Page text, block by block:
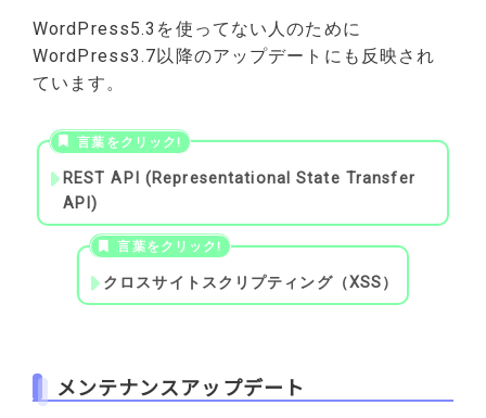
WordPress5.3を使ってない人のために
WordPress3.7以降のアップデートにも反映され
ています。
REST API (Representational State Transfer
API)
クロスサイトスクリプティング（XSS）
メンテナンスアップデート